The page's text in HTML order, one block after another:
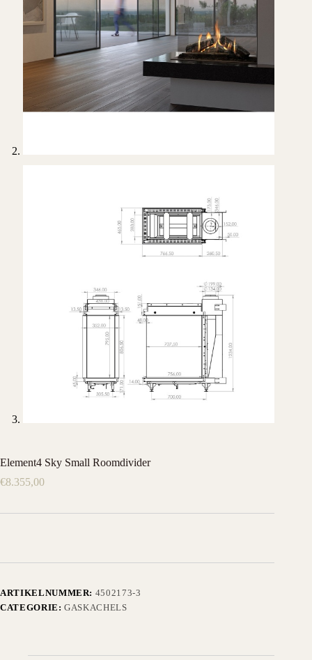
Element4 Sky Small Roomdivider
€8.355,00
ARTIKELNUMMER: 4502173-3
CATEGORIE:GASKACHELS